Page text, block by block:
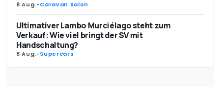
8 Aug.-Caravan Salon
Ultimativer Lambo Murciélago steht zum
Verkauf: Wie viel bringt der SV mit
Handschaltung?
8 Aug.-Supercars